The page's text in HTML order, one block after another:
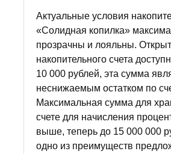
Актуальные условия
«Солидная копилка»
прозрачны и лояльны.
накопительного счета
10 000 рублей, эта сумма
неснижаемым остатком по
Максимальная сумма для
счете для начисления
выше, теперь до 15 000 000
одно из преимуществ